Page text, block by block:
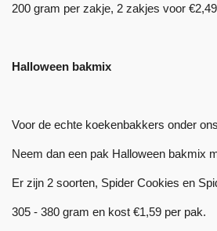
200 gram per zakje, 2 zakjes voor
Halloween bakmix
Voor de echte koekenbakkers onder
Neem dan een pak Halloween bakmix
Er zijn 2 soorten, Spider Cookies en
305 - 380 gram en kost €1,59 per pak.